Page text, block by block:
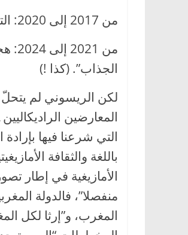
من 2017 إلى 2020: الترويج للإلحاد الجديد كقناع لهوية “متحررة”.
من
الجذاب”. (كذا !)
لكن الريسوني لم يتحلّ
المعارضين
التي شرعنا فيها
باللغة والثقافة
الأمازيغية في إطار
منفصلا”، فالدولة
المغرب، و”إرثا لكل